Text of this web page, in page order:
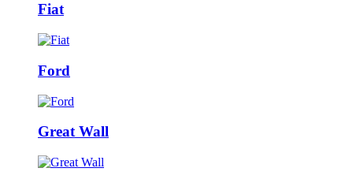
Fiat
Ford
Great Wall